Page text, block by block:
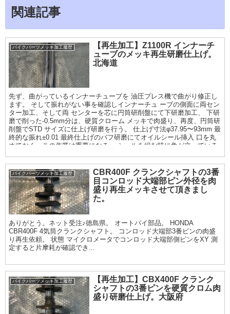
関連記事
バイクパーツメッキ加工履歴
【再生加工】Z1100R インナーチ
ューブのメッキ再生研磨仕上げ。
北海道
先ず、曲がっているインナーチューブを 油圧プレス機で曲がり修正し
ます。 そして振れがない事を確認しインナーチュ ーブの側面に両セン
ター加工、そして両 センターを芯に円筒研削盤にて下研磨加工、 下研
磨で削った-0.5mm分は、硬質クローム メッキで肉盛り、再度、円筒研
削盤でSTD サイズに仕上げ研磨を行う。 仕上げ寸法φ37.95〜93mm 最
終的な振れ±0.01 最終仕上げのバフ研磨にてオイルシール挿入 口を丸
めておく。この作業は重要になる。 シールを組む時に角が立っている
バイクパーツメッキ加工履歴
CBR400F クランクシャフトの3番
目コンロッド大端部ピン外径を肉
盛り再生メッキさせて頂きまし
た。
ありがとう。ネット受注♪徳島県。 オートバイ部品。 HONDA
CBR400F 4気筒クランクシャフト。 コンロッド大端部3番ピンの肉盛
り再生依頼。 状態 マイクロメータでコンロッド大端部側ピンをXY 測
定すると片摩耗が確認でき...
バイクパーツメッキ加工履歴
【再生加工】CBX400F クランク
シャフトの3番ピンを硬質クロム肉
盛り研磨仕上げ。大阪府